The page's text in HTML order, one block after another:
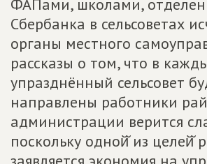
ФАПами, школами,
Сбербанка в сельсоветах
органы местного
рассказы о том, что в
упразднённый сельсовет
направлены работники
администрации верится
поскольку одной̆ из целей̆